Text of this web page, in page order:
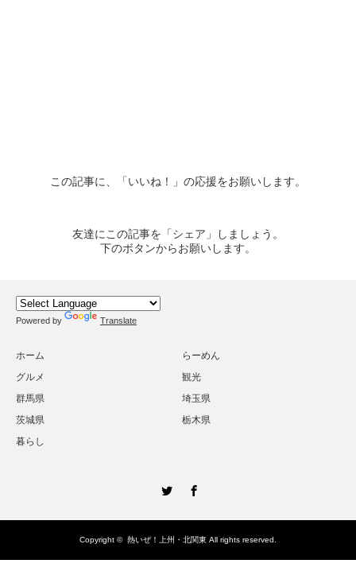
この記事に、「いいね！」の応援をお願いします。
友達にこの記事を「シェア」しましょう。
下のボタンからお願いします。
Powered by Translate
ホーム
らーめん
グルメ
観光
群馬県
埼玉県
茨城県
栃木県
暮らし
Copyright © 熱いぜ！上州・北関東 All rights reserved.